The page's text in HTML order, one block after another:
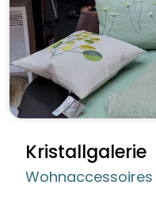
Kristallgalerie